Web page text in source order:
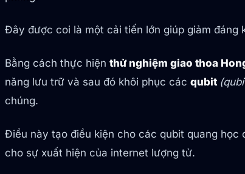
Đây được coi là một cải tiến lớn giúp giảm đáng
Bằng cách thực hiện thử nghiệm giao thoa
năng lưu trữ và sau đó khôi phục các qubit
chúng.
Điều này tạo điều kiện cho các qubit quang
cho sự xuất hiện của internet lượng tử.